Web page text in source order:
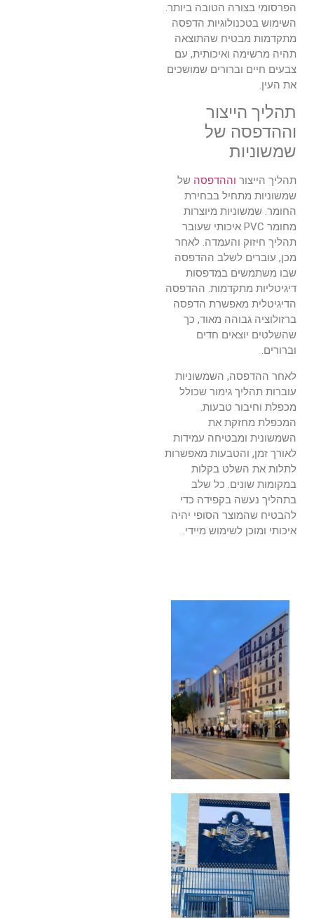
הפרסומי בצורה הטובה ביותר.
השימוש בטכנולוגיות הדפסה
מתקדמות מבטיח שהתוצאה
תהיה מרשימה ואיכותית, עם
צבעים חיים וברורים שמושכים
את העין.
תהליך הייצור
וההדפסה של
שמשוניות
תהליך הייצור וההדפסה של
שמשוניות מתחיל בבחירת
החומר. שמשוניות מיוצרות
מחומר PVC איכותי שעובר
תהליך חיזוק והעמדה. לאחר
מכן, עוברים לשלב ההדפסה
שבו משתמשים במדפסות
דיגיטליות מתקדמות. ההדפסה
הדיגיטלית מאפשרת הדפסה
ברזולוציה גבוהה מאוד, כך
שהשלטים יוצאים חדים
וברורים.
לאחר ההדפסה, השמשוניות
עוברות תהליך גימור שכולל
מכפלת וחיבור טבעות.
המכפלת מחזקת את
השמשונית ומבטיחה עמידות
לאורך זמן, והטבעות מאפשרות
לתלות את השלט בקלות
במקומות שונים. כל שלב
בתהליך נעשה בקפידה כדי
להבטיח שהמוצר הסופי יהיה
איכותי ומוכן לשימוש מיידי.